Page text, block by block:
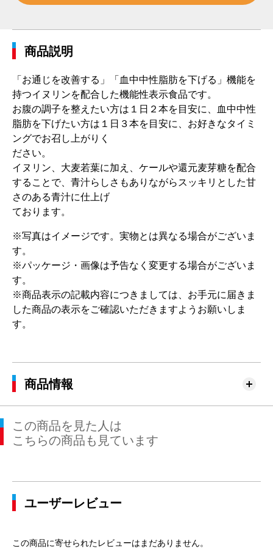
商品説明
「お通じを改善する」「血中中性脂肪を下げる」機能を
持つイヌリンを配合した機能性表示食品です。
お腹の調子を整えたい方は１日２本を目安に、血中中性
脂肪を下げたい方は１日３本を目安に、お好きなタイミ
ングでお召し上がりく
ださい。
イヌリン、大麦若葉に加え、ケールや還元麦芽糖を配合
することで、青汁らしさもありながらスッキリとした甘
さのある青汁に仕上げ
ております。
※写真はイメージです。実物とは異なる場合がございま
す。
※パッケージ・画像は予告なく変更する場合がございま
す。
※商品表示の記載内容につきましては、お手元に届きま
した商品の表示をご確認いただきますようお願いしま
す。
商品情報
この商品を見た人は
こちらの商品も見ています
ユーザーレビュー
この商品に寄せられたレビューはまだありません。